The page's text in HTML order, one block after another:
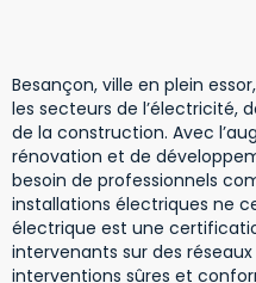
Besançon, ville en plein
les secteurs de l’électricité,
de la construction. Avec
rénovation et de
besoin de professionnels
installations électriques ne
électrique est une
intervenants sur des
interventions sûres et